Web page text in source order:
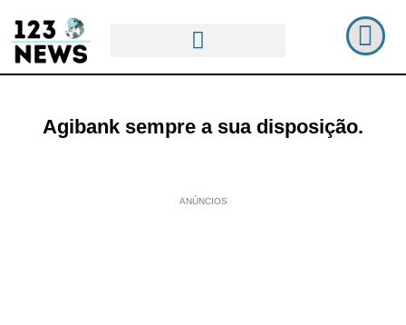
Agibank sempre a sua disposição.
ANÚNCIOS